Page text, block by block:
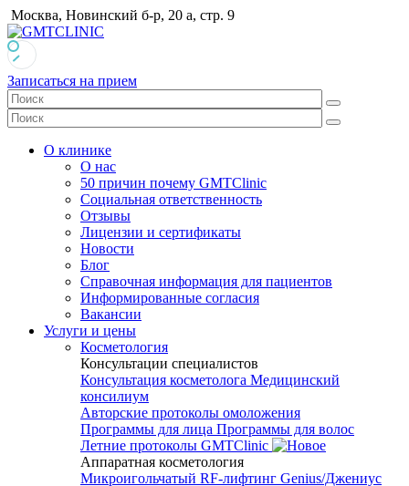
Москва, Новинский б-р, 20 а, стр. 9
Записаться на прием
О клинике
О нас
50 причин почему GMTClinic
Социальная ответственность
Отзывы
Лицензии и сертификаты
Новости
Блог
Справочная информация для пациентов
Информированные согласия
Вакансии
Услуги и цены
Косметология
Консультации специалистов
Консультация косметолога Медицинский
консилиум
Авторские протоколы омоложения
Программы для лица Программы для волос
Летние протоколы GMTClinic
Аппаратная косметология
Микроигольчатый RF-лифтинг Genius/Джениус